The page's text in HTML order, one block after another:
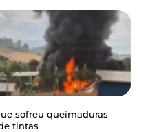
sofreu queimaduras
tintas